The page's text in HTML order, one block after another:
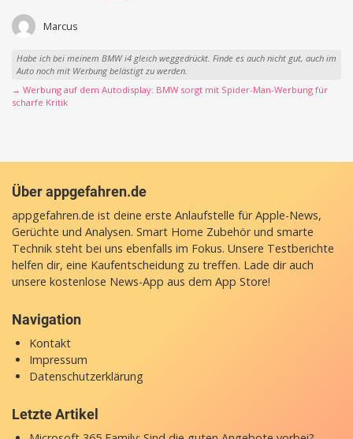
Marcus
Habe ich bei meinem BMW i4 gleich weggedrückt. Finde es auch nicht gut, auch im
Auto noch mit Werbung belästigt zu werden.
→ Werbung auf dem Autodisplay: BMW sorgt mit Spider-Man-Werbung für
scharfe Kritik
Über appgefahren.de
appgefahren.de ist deine erste Anlaufstelle für Apple-News,
Gerüchte und Analysen. Smart Home Zubehör und smarte
Technik steht bei uns ebenfalls im Fokus. Unsere Testberichte
helfen dir, eine Kaufentscheidung zu treffen. Lade dir auch
unsere kostenlose News-App aus dem App Store!
Navigation
Kontakt
Impressum
Datenschutzerklärung
Letzte Artikel